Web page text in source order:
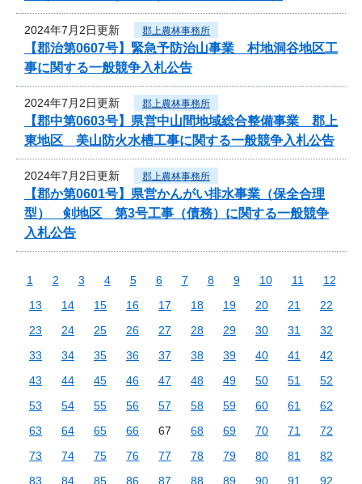
2024年7月2日更新 郡上農林事務所
【郡治第0607号】緊急予防治山事業 村地洞谷地区工
事に関する一般競争入札公告
2024年7月2日更新 郡上農林事務所
【郡中第0603号】県営中山間地域総合整備事業 郡上
東地区 美山防火水槽工事に関する一般競争入札公告
2024年7月2日更新 郡上農林事務所
【郡か第0601号】県営かんがい排水事業（保全合理
型） 剣地区 第3号工事（債務）に関する一般競争
入札公告
1 2 3 4 5 6 7 8 9 10 11
12
13
14 15 16 17 18 19 20 21
22
23
24 25 26 27 28 29 30 31
32
33
34 35 36 37 38 39 40 41
42
43
44 45 46 47 48 49 50 51
52
53
54 55 56 57 58 59 60 61
62
63
64 65 66 67 68 69 70 71
72
73
74 75 76 77 78 79 80 81
82
83
84 85 86 87 88 89 90 91
92